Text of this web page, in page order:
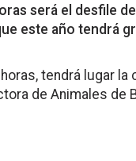
será el desfile
este año tendrá
tendrá lugar la
de Animales de